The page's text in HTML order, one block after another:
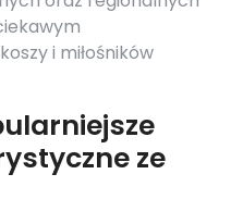
i miłośników
ze